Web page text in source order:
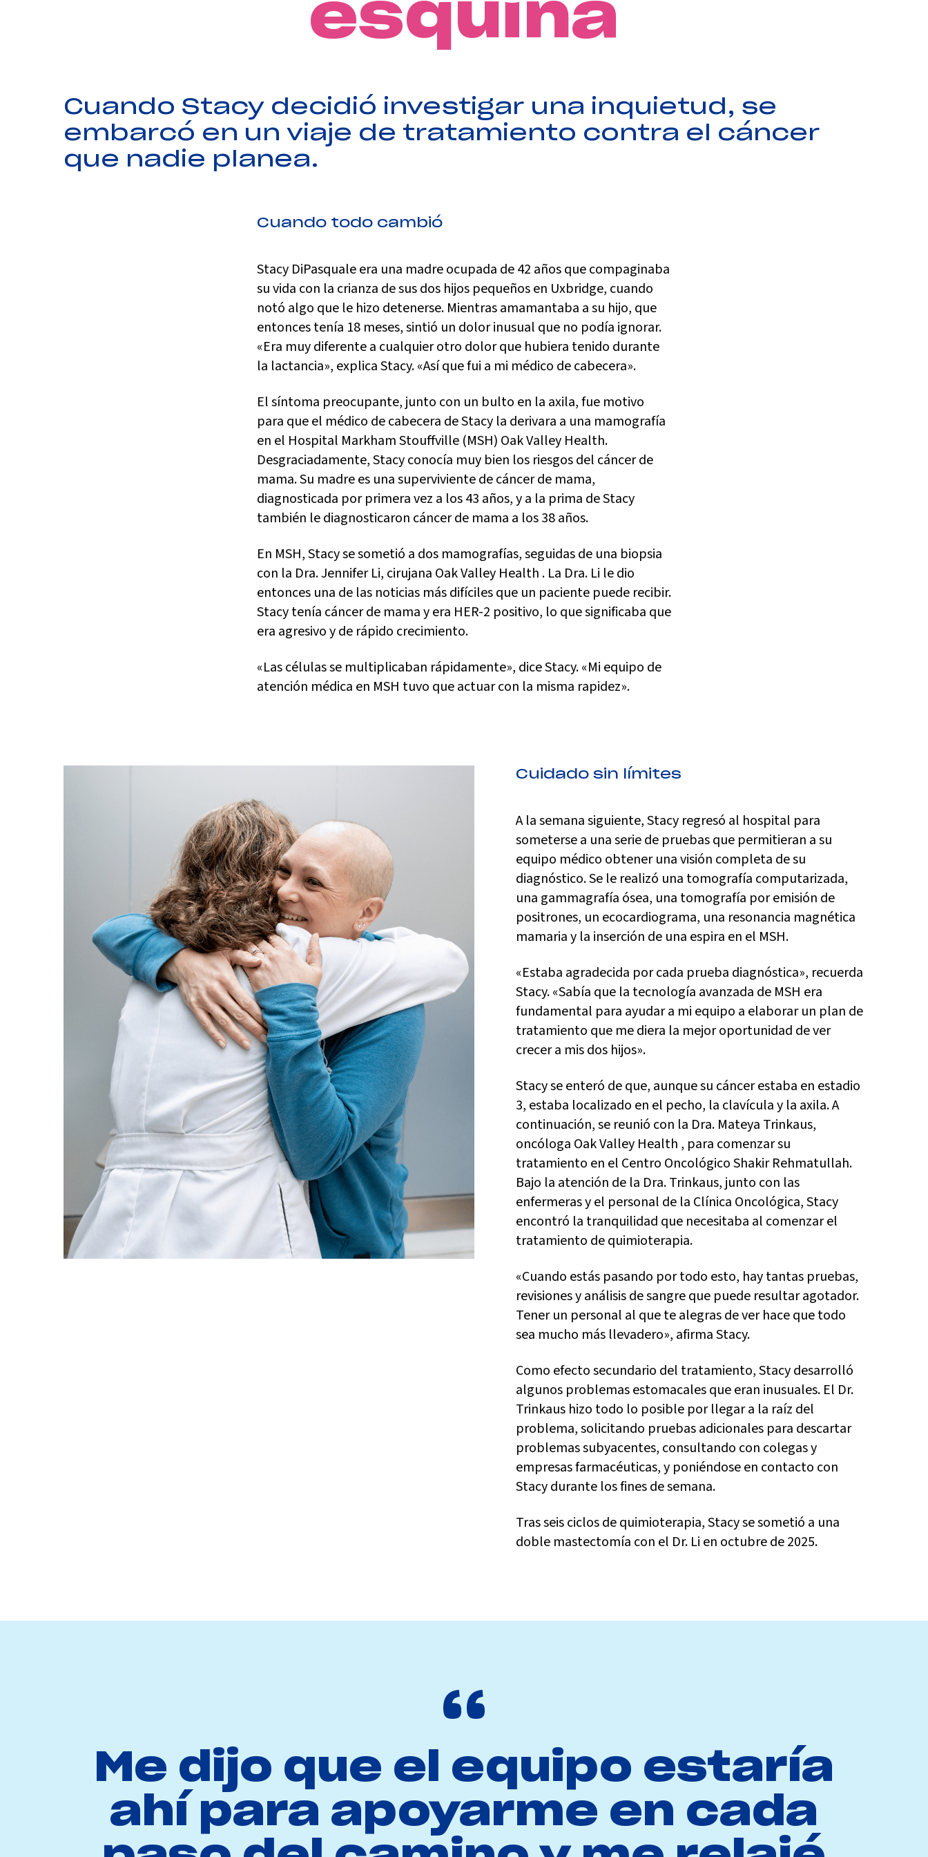
esquina
Cuando Stacy decidió investigar una inquietud, se
embarcó en un viaje de tratamiento contra el cáncer
que nadie planea.
Cuando todo cambió
Stacy DiPasquale era una madre ocupada de 42 años que compaginaba
su vida con la crianza de sus dos hijos pequeños en Uxbridge, cuando
notó algo que le hizo detenerse. Mientras amamantaba a su hijo, que
entonces tenía 18 meses, sintió un dolor inusual que no podía ignorar.
«Era muy diferente a cualquier otro dolor que hubiera tenido durante
la lactancia», explica Stacy. «Así que fui a mi médico de cabecera».
El síntoma preocupante, junto con un bulto en la axila, fue motivo
para que el médico de cabecera de Stacy la derivara a una mamografía
en el Hospital Markham Stouffville (MSH) Oak Valley Health.
Desgraciadamente, Stacy conocía muy bien los riesgos del cáncer de
mama. Su madre es una superviviente de cáncer de mama,
diagnosticada por primera vez a los 43 años, y a la prima de Stacy
también le diagnosticaron cáncer de mama a los 38 años.
En MSH, Stacy se sometió a dos mamografías, seguidas de una biopsia
con la Dra. Jennifer Li, cirujana Oak Valley Health . La Dra. Li le dio
entonces una de las noticias más difíciles que un paciente puede recibir.
Stacy tenía cáncer de mama y era HER-2 positivo, lo que significaba que
era agresivo y de rápido crecimiento.
«Las células se multiplicaban rápidamente», dice Stacy. «Mi equipo de
atención médica en MSH tuvo que actuar con la misma rapidez».
Cuidado sin límites
A la semana siguiente, Stacy regresó al hospital para
someterse a una serie de pruebas que permitieran a su
equipo médico obtener una visión completa de su
diagnóstico. Se le realizó una tomografía computarizada,
una gammagrafía ósea, una tomografía por emisión de
positrones, un ecocardiograma, una resonancia magnética
mamaria y la inserción de una espira en el MSH.
«Estaba agradecida por cada prueba diagnóstica», recuerda
Stacy. «Sabía que la tecnología avanzada de MSH era
fundamental para ayudar a mi equipo a elaborar un plan de
tratamiento que me diera la mejor oportunidad de ver
crecer a mis dos hijos».
Stacy se enteró de que, aunque su cáncer estaba en estadio
3, estaba localizado en el pecho, la clavícula y la axila. A
continuación, se reunió con la Dra. Mateya Trinkaus,
oncóloga Oak Valley Health , para comenzar su
tratamiento en el Centro Oncológico Shakir Rehmatullah.
Bajo la atención de la Dra. Trinkaus, junto con las
enfermeras y el personal de la Clínica Oncológica, Stacy
encontró la tranquilidad que necesitaba al comenzar el
tratamiento de quimioterapia.
«Cuando estás pasando por todo esto, hay tantas pruebas,
revisiones y análisis de sangre que puede resultar agotador.
Tener un personal al que te alegras de ver hace que todo
sea mucho más llevadero», afirma Stacy.
Como efecto secundario del tratamiento, Stacy desarrolló
algunos problemas estomacales que eran inusuales. El Dr.
Trinkaus hizo todo lo posible por llegar a la raíz del
problema, solicitando pruebas adicionales para descartar
problemas subyacentes, consultando con colegas y
empresas farmacéuticas, y poniéndose en contacto con
Stacy durante los fines de semana.
Tras seis ciclos de quimioterapia, Stacy se sometió a una
doble mastectomía con el Dr. Li en octubre de 2025.
Me dijo que el equipo estaría
ahí para apoyarme en cada